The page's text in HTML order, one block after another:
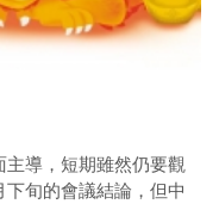
主導，短期雖然仍要觀
旬的會議結論，但中